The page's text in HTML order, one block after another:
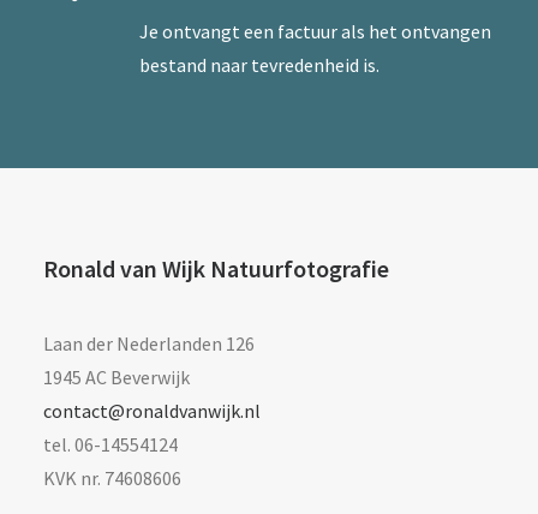
Je ontvangt een factuur als het ontvangen
bestand naar tevredenheid is.
Ronald van Wijk Natuurfotografie
Laan der Nederlanden 126
1945 AC Beverwijk
contact@ronaldvanwijk.nl
tel. 06-14554124
KVK nr. 74608606